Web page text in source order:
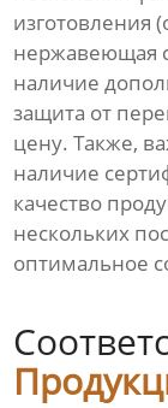
изготовления
нержавеющая
наличие
защита от
цену. Также,
наличие
качество
нескольких
оптимальное